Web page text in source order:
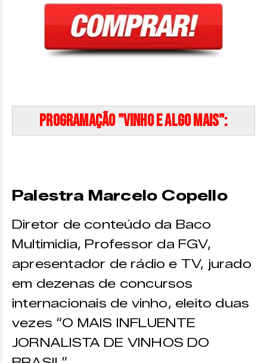
Programação "Vinho e Algo Mais":
Palestra Marcelo Copello
Diretor de conteúdo da Baco
Multimidia, Professor da FGV,
apresentador de rádio e TV, jurado
em dezenas de concursos
internacionais de vinho, eleito duas
vezes “O MAIS INFLUENTE
JORNALISTA DE VINHOS DO